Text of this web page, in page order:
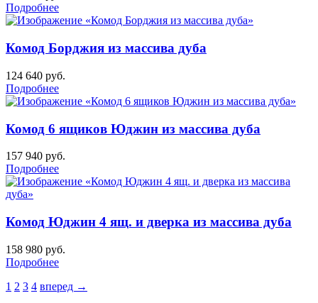
Подробнее
Комод Борджия из массива дуба
124 640 руб.
Подробнее
Комод 6 ящиков Юджин из массива дуба
157 940 руб.
Подробнее
Комод Юджин 4 ящ. и дверка из массива дуба
158 980 руб.
Подробнее
1 2 3 4 вперед →